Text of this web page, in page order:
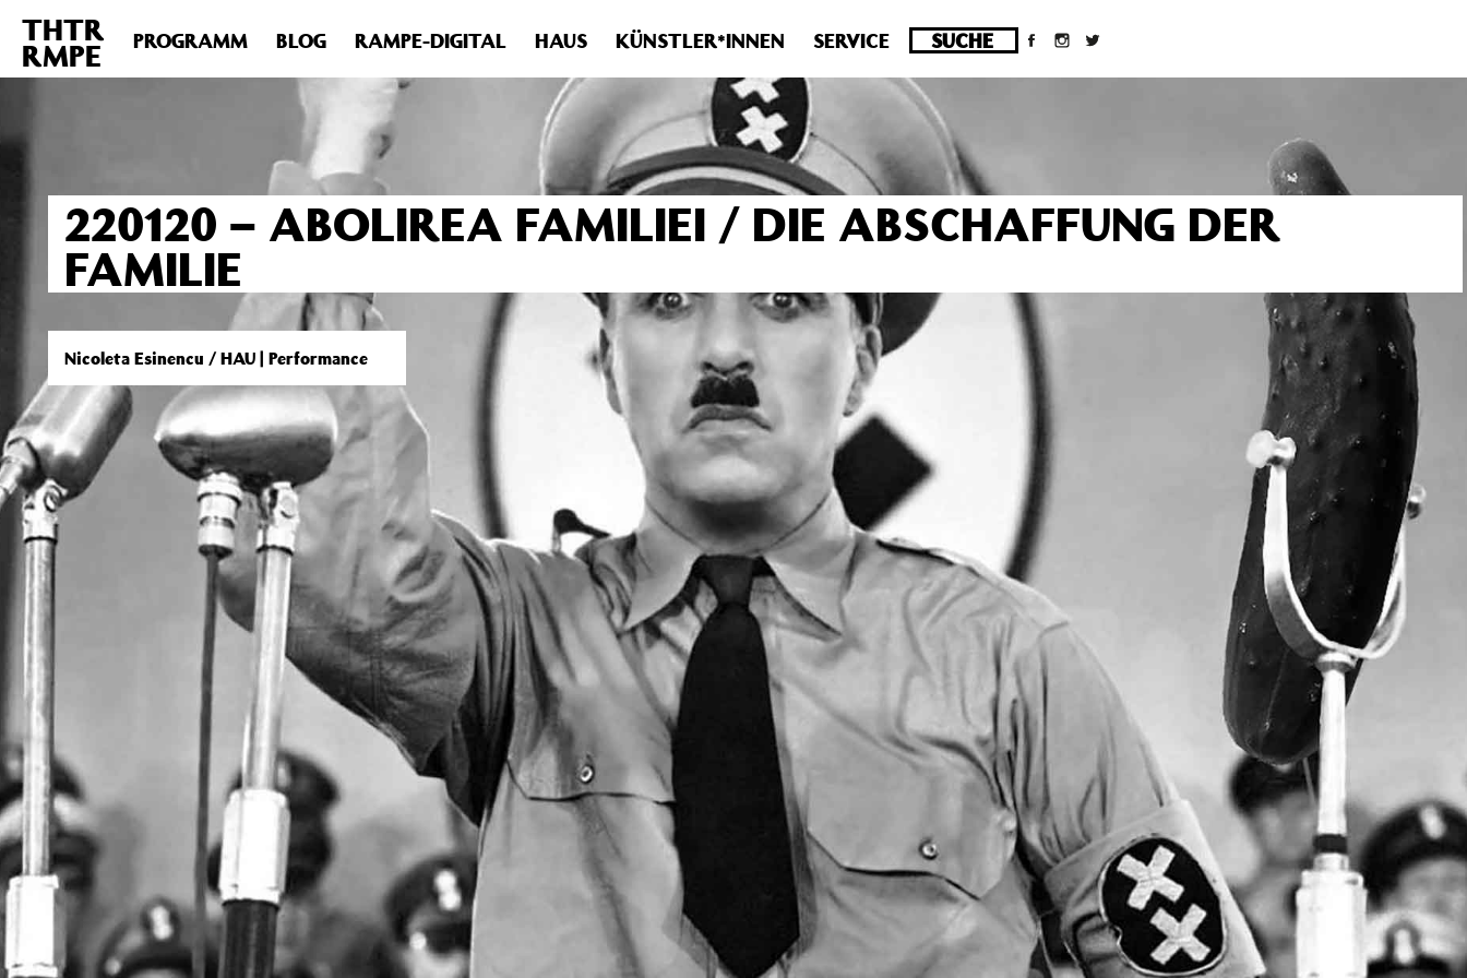
Deprecated : Die Funktion post_permalink ist seit Version 4.4.0 veraltet! Verwende stattdessen get_permalink(). in /homepages/10/d43051023/htdocs/wordpress/wp-
includes/functions.phpon line6031
THTR
RMPE PROGRAMM BLOG RAMPE-DIGITAL HAUS KÜNSTLER*INNEN SERVICE
220120 – ABOLIREA FAMILIEI / DIE ABSCHAFFUNG DER
FAMILIE
Nicoleta Esinencu / HAU | Performance